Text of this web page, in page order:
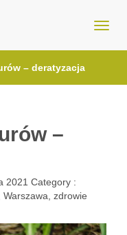
– deratyzacja
–
2021 Category :
Warszawa zdrowie